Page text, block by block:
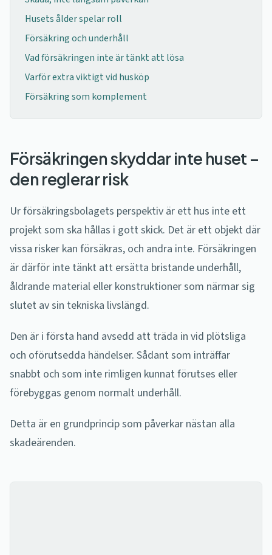
Husets ålder spelar roll
Försäkring och underhåll
Vad försäkringen inte är tänkt att lösa
Varför extra viktigt vid husköp
Försäkring som komplement
Försäkringen skyddar inte huset –
den reglerar risk
Ur försäkringsbolagets perspektiv är ett hus inte ett
projekt som ska hållas i gott skick. Det är ett objekt där
vissa risker kan försäkras, och andra inte. Försäkringen
är därför inte tänkt att ersätta bristande underhåll,
åldrande material eller konstruktioner som närmar sig
slutet av sin tekniska livslängd.
Den är i första hand avsedd att träda in vid plötsliga
och oförutsedda händelser. Sådant som inträffar
snabbt och som inte rimligen kunnat förutses eller
förebyggas genom normalt underhåll.
Detta är en grundprincip som påverkar nästan alla
skadeärenden.